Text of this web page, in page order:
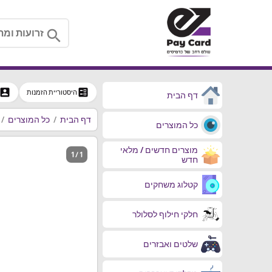
search
דף הבית
כל המוצרים
מוצרים חדשים / מלאי
חדש
קטלוג משחקים
חלקי חילוף לסלולר
שלטים ואבזרים
ballot היסטוריית הזמנות
דף הבית כל המוצרים
1 / 1